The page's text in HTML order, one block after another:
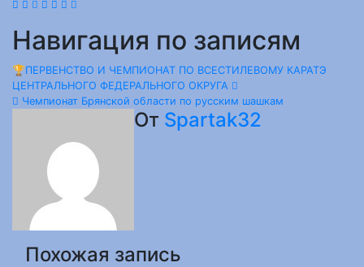
Навигация по записям
🏆ПЕРВЕНСТВО И ЧЕМПИОНАТ ПО ВСЕСТИЛЕВОМУ КАРАТЭ
ЦЕНТРАЛЬНОГО ФЕДЕРАЛЬНОГО ОКРУГА
Чемпионат Брянской области по русским шашкам
От Spartak32
Похожая запись